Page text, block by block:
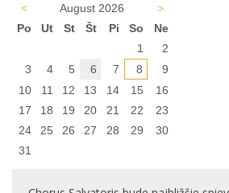
< August 2026
>
Po
Ut St Št Pi So
Ne
1
2
3
4 5 6 7 8
9
10
11 12 13 14 15
16
17
18 19 20 21 22
23
24
25 26 27 28 29
30
31